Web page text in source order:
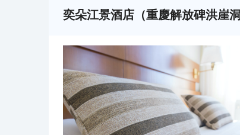
奕朵江景酒店（重慶解放碑洪崖